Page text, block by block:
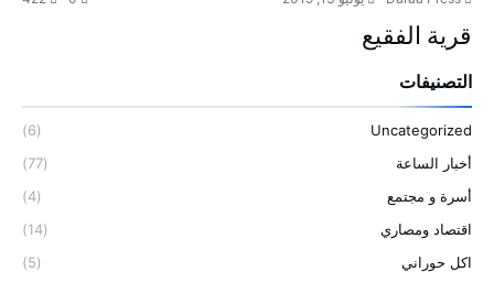
قرية الفقيع
التصنيفات
Uncategorized
(6)
أخبار الساعة
(77)
أسرة و مجتمع
(4)
اقتصاد ومصاري
(14)
اكل حوراني
(5)